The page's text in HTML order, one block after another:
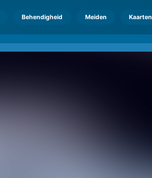
Behendigheid Meiden Kaarten